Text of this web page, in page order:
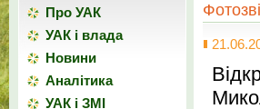
Про УАК
УАК і влада
Новини
Аналітика
УАК і ЗМІ